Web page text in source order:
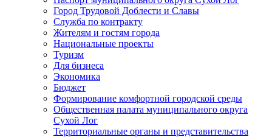
Город Трудовой Доблести и Славы
Служба по контракту
Жителям и гостям города
Национальные проекты
Туризм
Для бизнеса
Экономика
Бюджет
Формирование комфортной городской среды
Общественная палата муниципального округа
Сухой Лог
Территориальные органы и представительства